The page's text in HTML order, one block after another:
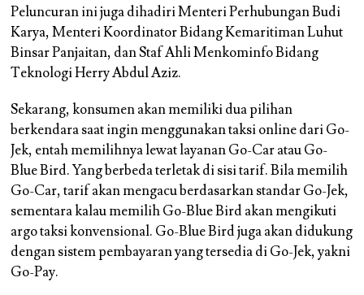
Peluncuran ini juga dihadiri Menteri Perhubungan Budi
Karya, Menteri Koordinator Bidang Kemaritiman Luhut
Binsar Panjaitan, dan Staf Ahli Menkominfo Bidang
Teknologi Herry Abdul Aziz.
Sekarang, konsumen akan memiliki dua pilihan
berkendara saat ingin menggunakan taksi online dari Go-
Jek, entah memilihnya lewat layanan Go-Car atau Go-
Blue Bird. Yang berbeda terletak di sisi tarif. Bila memilih
Go-Car, tarif akan mengacu berdasarkan standar Go-Jek,
sementara kalau memilih Go-Blue Bird akan mengikuti
argo taksi konvensional. Go-Blue Bird juga akan didukung
dengan sistem pembayaran yang tersedia di Go-Jek, yakni
Go-Pay.